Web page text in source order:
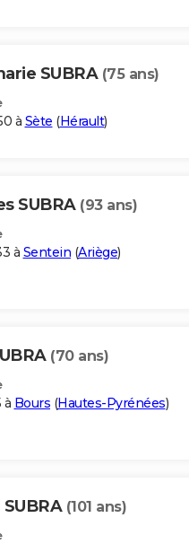
SUBRA (75 ans)
à Sète (Hérault)
SUBRA (93 ans)
à Sentein (Ariège)
(70 ans)
à Bours (Hautes-Pyrénées)
(101 ans)